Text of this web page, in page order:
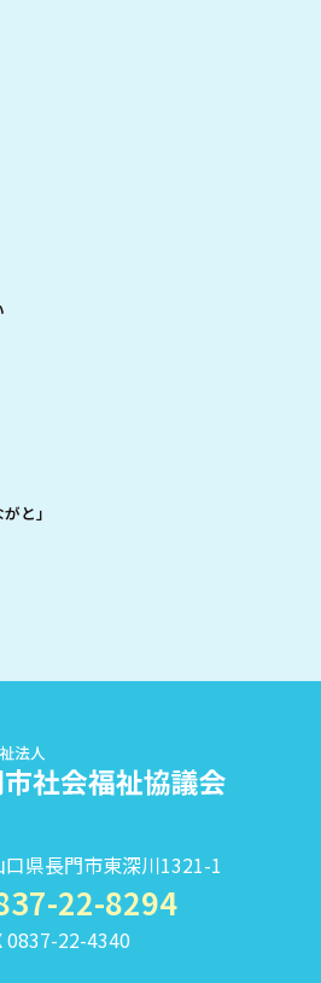
と」
県長門市東深川1321-1
22-8294
0837-22-4340